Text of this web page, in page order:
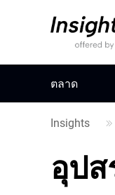
ตลาด
Insights
อุปส